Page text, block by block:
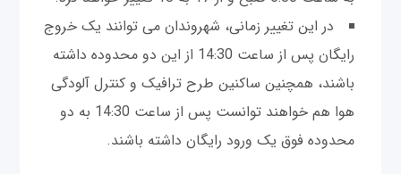
در این تغییر زمانی، شهروندان می توانند یک خروج
رایگان پس از ساعت 14:30 از این دو محدوده داشته
باشند، همچنین ساکنین طرح ترافیک و کنترل آلودگی
هوا هم خواهند توانست پس از ساعت 14:30 به دو
محدوده فوق یک ورود رایگان داشته باشند.